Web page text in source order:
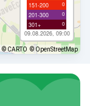
151-200 0
201-300 0
301+ 0
09.08.2026, 09:00
© CARTO © OpenStreetMap